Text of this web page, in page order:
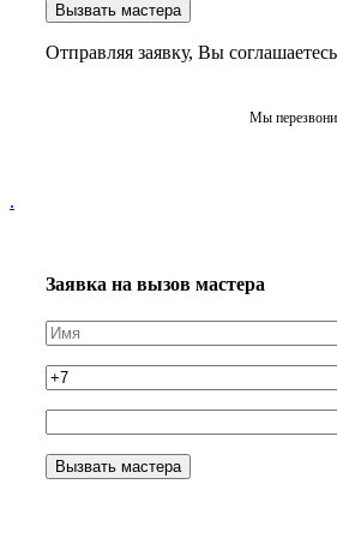
Отправляя заявку, Вы
Мы
.
Заявка на вызов мастера